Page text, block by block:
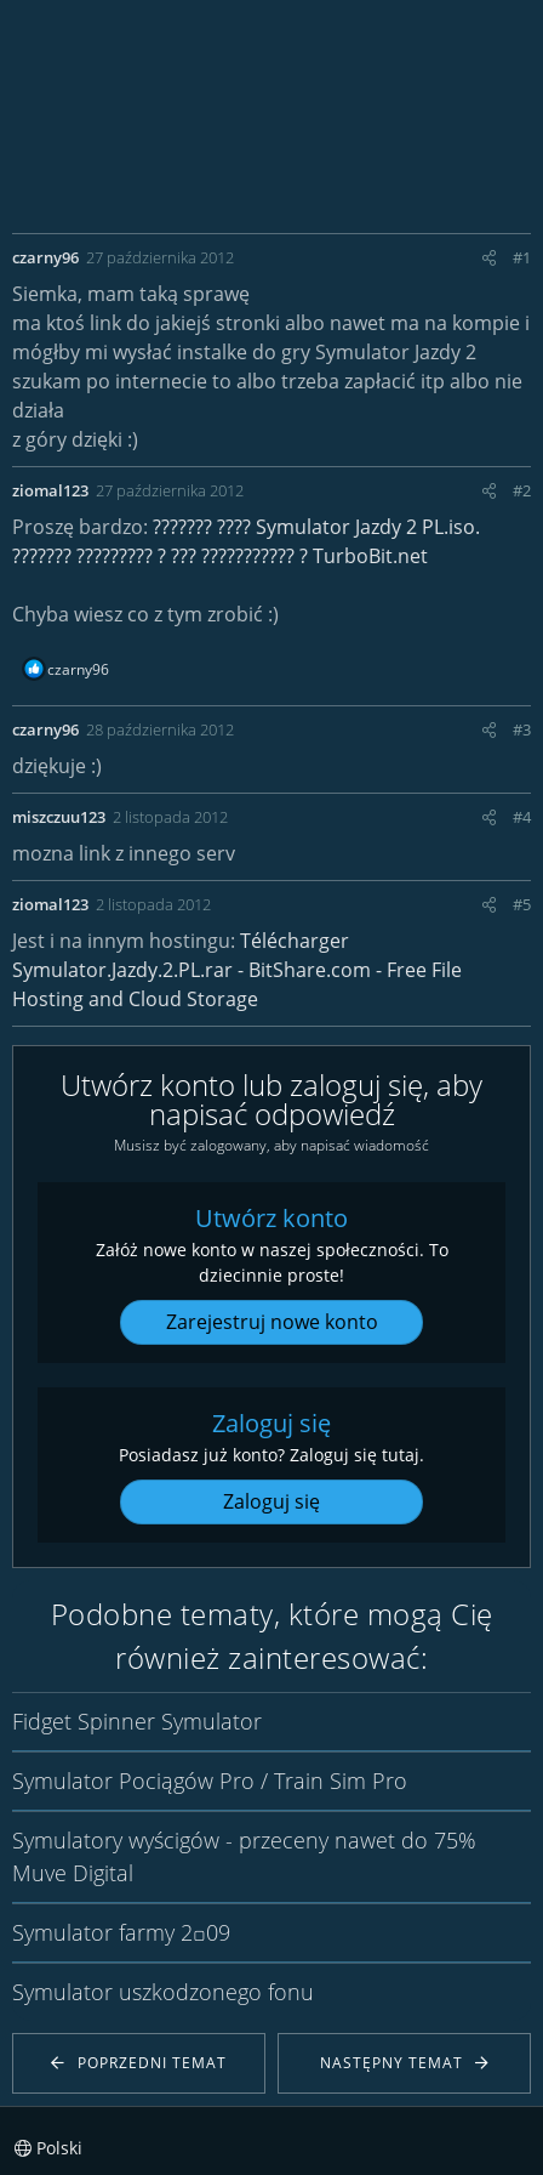
czarny96 27 października 2012 #1
Siemka, mam taką sprawę
ma ktoś link do jakiejś stronki albo nawet ma na kompie i
mógłby mi wysłać instalke do gry Symulator Jazdy 2
szukam po internecie to albo trzeba zapłacić itp albo nie
działa
z góry dzięki :)
ziomal123 27 października 2012 #2
Proszę bardzo: ??????? ???? Symulator Jazdy 2 PL.iso.
??????? ????????? ? ??? ??????????? ? TurboBit.net
Chyba wiesz co z tym zrobić :)
R
a
c
t
i
o
n
:
czarny96
czarny96 28 października 2012 #3
dziękuje :)
miszczuu123 2 listopada 2012 #4
mozna link z innego serv
ziomal123 2 listopada 2012 #5
Jest i na innym hostingu: Télécharger
Symulator.Jazdy.2.PL.rar - BitShare.com - Free File
Hosting and Cloud Storage
Utwórz konto lub zaloguj się, aby
napisać odpowiedź
Musisz być zalogowany, aby napisać wiadomość
Utwórz konto
Załóż nowe konto w naszej społeczności. To
dziecinnie proste!
Zarejestruj nowe konto
Zaloguj się
Posiadasz już konto? Zaloguj się tutaj.
Zaloguj się
Podobne tematy, które mogą Cię
również zainteresować:
Fidget Spinner Symulator
Symulator Pociągów Pro / Train Sim Pro
Symulatory wyścigów - przeceny nawet do 75%
Muve Digital
Symulator farmy 2꤀09
Symulator uszkodzonego fonu
POPRZEDNI TEMAT NASTĘPNY TEMAT
Polski